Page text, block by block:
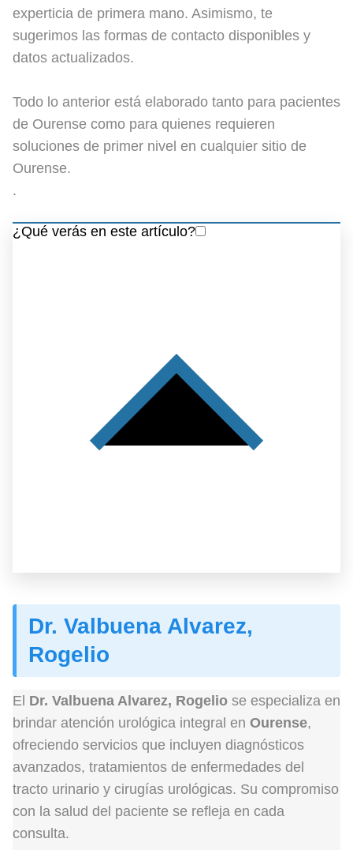
experticia de primera mano. Asimismo, te
sugerimos las formas de contacto disponibles y
datos actualizados.
Todo lo anterior está elaborado tanto para pacientes
de Ourense como para quienes requieren
soluciones de primer nivel en cualquier sitio de
Ourense.
.
¿Qué verás en este artículo?
Dr. Valbuena Alvarez,
Rogelio
El Dr. Valbuena Alvarez, Rogelio se especializa en
brindar atención urológica integral en Ourense,
ofreciendo servicios que incluyen diagnósticos
avanzados, tratamientos de enfermedades del
tracto urinario y cirugías urológicas. Su compromiso
con la salud del paciente se refleja en cada
consulta.